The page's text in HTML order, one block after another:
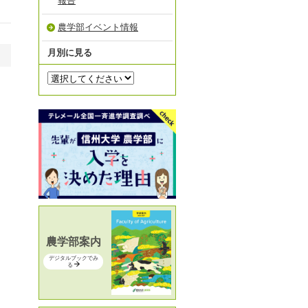
農学部イベント情報
月別に見る
農学部案内
デジタルブックでみ
る